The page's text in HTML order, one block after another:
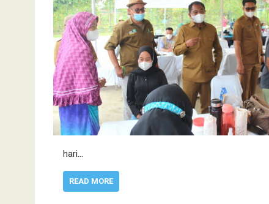
hari…
READ MORE